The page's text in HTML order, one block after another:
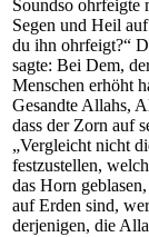
Soundso ohrfeigte
Segen und Heil
du ihn ohrfeigt?“
sagte: Bei Dem,
Menschen erhöht
Gesandte Allahs,
dass der Zorn auf
„Vergleicht nicht
festzustellen,
das Horn
auf Erden sind,
derjenigen, die